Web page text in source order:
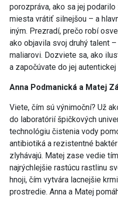
porozpráva, ako sa jej
miesta vrátiť silnejšou – a
iným. Prezradí, prečo robí
ako objavila svoj druhý talent
maliarovi. Dozviete sa, ako
a započúvate do jej
Anna Podmanická a Matej
Viete, čím sú výnimoční? Už
do laboratórií špičkových
technológiu čistenia vody
antibiotiká a rezistentné
zlyhávajú. Matej zase vedie
najrýchlejšie rastúcu rastlinu
hnoji, čím vytvára lacnejšie
prostredie. Anna a Matej